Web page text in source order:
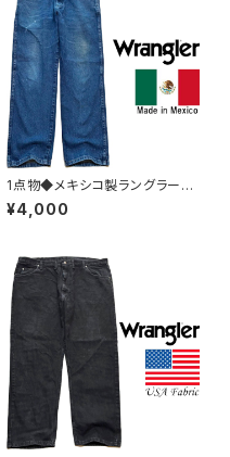
1点物◆メキシコ製ラングラーW
ranglerデニムパンツ/ストレッチ
ジーンズ古着メンズレディースO
¥4,000